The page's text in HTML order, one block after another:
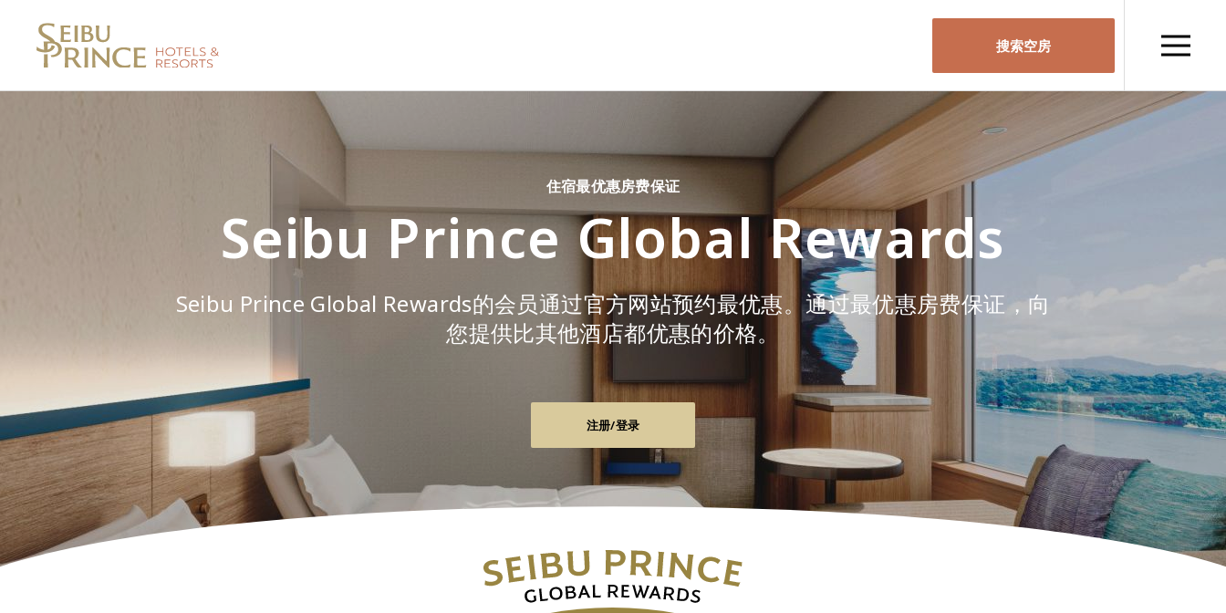
搜索空房
住宿最优惠房费保证
Seibu Prince Global Rewards
Seibu Prince Global Rewards的会员通过官方网站预约最优惠。通过最优惠房费保证，向
您提供比其他酒店都优惠的价格。
注册/登录